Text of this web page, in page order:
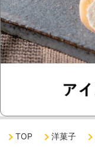
TOP 洋菓子